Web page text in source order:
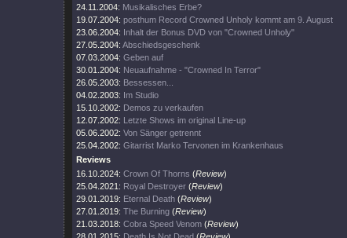
24.11.2004: Musikalisches Erbe?
19.07.2004: posthum Record Crowned Unholy kommt am 9. August
23.06.2004: Inhalt der Bonus DVD von "Crowned Unholy"
27.05.2004: Abschiedsgeschenk
07.03.2004: Geben auf
30.01.2004: Neuaufnahme - "Crowned In Terror"
26.05.2003: Bessessen...
04.02.2003: Im Studio
15.10.2002: Demos zu verkaufen
12.07.2002: Letzte Shows im original Line-up
05.06.2002: Von Sänger getrennt
25.04.2002: Gitarrist Marko Tervonen im Krankenhaus
Reviews
16.10.2024: Crown Of Thorns (Review)
25.04.2021: Royal Destroyer (Review)
29.01.2019: Eternal Death (Review)
27.01.2019: The Burning (Review)
21.03.2018: Cobra Speed Venom (Review)